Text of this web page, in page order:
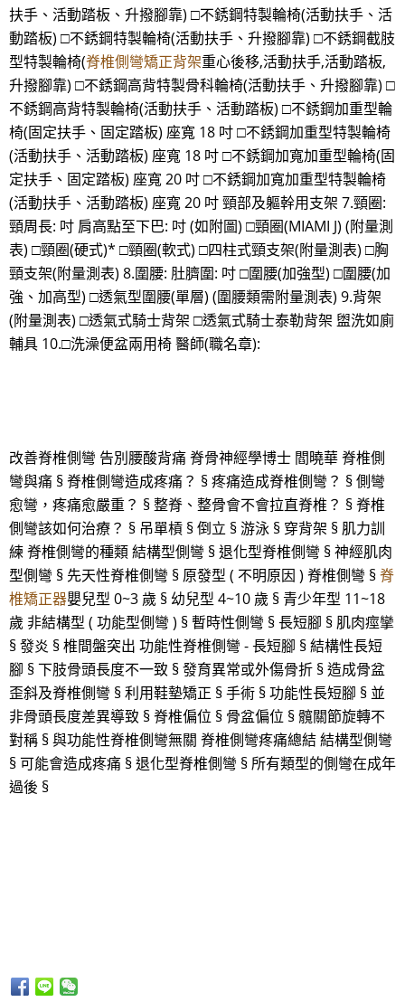
扶手、活動踏板、升撥腳靠) □不銹鋼特製輪椅(活動扶手、活
動踏板) □不銹鋼特製輪椅(活動扶手、升撥腳靠) □不銹鋼截肢
型特製輪椅(脊椎側彎矯正背架重心後移,活動扶手,活動踏板,
升撥腳靠) □不銹鋼高背特製骨科輪椅(活動扶手、升撥腳靠) □
不銹鋼高背特製輪椅(活動扶手、活動踏板) □不銹鋼加重型輪
椅(固定扶手、固定踏板) 座寬 18 吋 □不銹鋼加重型特製輪椅
(活動扶手、活動踏板) 座寬 18 吋 □不銹鋼加寬加重型輪椅(固
定扶手、固定踏板) 座寬 20 吋 □不銹鋼加寬加重型特製輪椅
(活動扶手、活動踏板) 座寬 20 吋 頸部及軀幹用支架 7.頸圈:
頸周長: 吋 肩高點至下巴: 吋 (如附圖) □頸圈(MIAMI J) (附量測
表) □頸圈(硬式)* □頸圈(軟式) □四柱式頸支架(附量測表) □胸
頸支架(附量測表) 8.圍腰: 肚臍圍: 吋 □圍腰(加強型) □圍腰(加
強、加高型) □透氣型圍腰(單層) (圍腰類需附量測表) 9.背架
(附量測表) □透氣式騎士背架 □透氣式騎士泰勒背架 盥洗如廁
輔具 10.□洗澡便盆兩用椅 醫師(職名章):
改善脊椎側彎 告別腰酸背痛 脊骨神經學博士 閻曉華 脊椎側
彎與痛 § 脊椎側彎造成疼痛？ § 疼痛造成脊椎側彎？ § 側彎
愈彎，疼痛愈嚴重？ § 整脊、整骨會不會拉直脊椎？ § 脊椎
側彎該如何治療？ § 吊單槓 § 倒立 § 游泳 § 穿背架 § 肌力訓
練 脊椎側彎的種類 結構型側彎 § 退化型脊椎側彎 § 神經肌肉
型側彎 § 先天性脊椎側彎 § 原發型 ( 不明原因 ) 脊椎側彎 §脊
椎矯正器嬰兒型 0~3 歲 § 幼兒型 4~10 歲 § 青少年型 11~18
歲 非結構型 ( 功能型側彎 ) § 暫時性側彎 § 長短腳 § 肌肉痙攣
§ 發炎 § 椎間盤突出 功能性脊椎側彎 - 長短腳 § 結構性長短
腳 § 下肢骨頭長度不一致 § 發育異常或外傷骨折 § 造成骨盆
歪斜及脊椎側彎 § 利用鞋墊矯正 § 手術 § 功能性長短腳 § 並
非骨頭長度差異導致 § 脊椎偏位 § 骨盆偏位 § 髖關節旋轉不
對稱 § 與功能性脊椎側彎無關 脊椎側彎疼痛總結 結構型側彎
§ 可能會造成疼痛 § 退化型脊椎側彎 § 所有類型的側彎在成年
過後 §